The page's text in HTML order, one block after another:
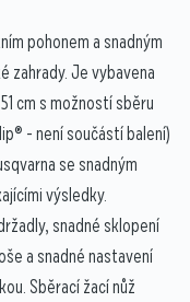
pohonem a snadným
zahrady. Je vybavena
cm s možností sběru
- není součástí balení)
se snadným
výsledky.
snadné sklopení
a snadné nastavení
Sběrací žací nůž